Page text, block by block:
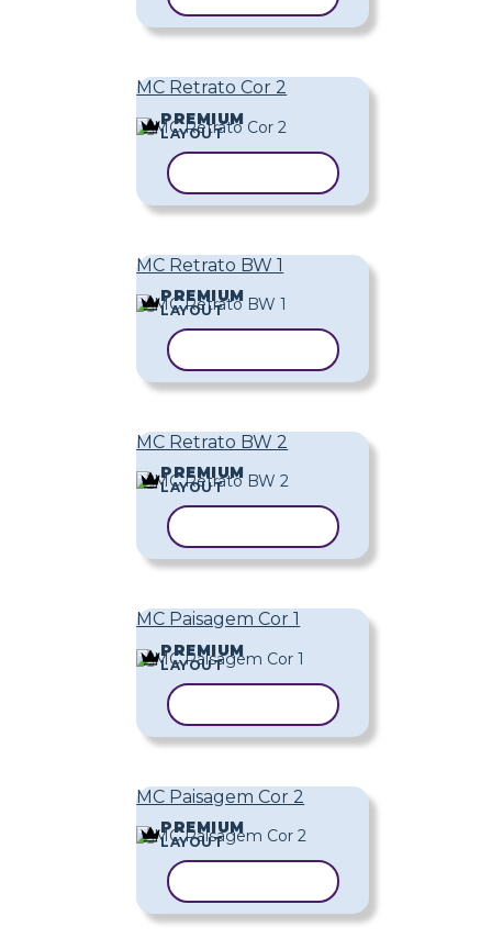
MC Retrato Cor 2
PREMIUM
LAYOUT
MC Retrato BW 1
PREMIUM
LAYOUT
MC Retrato BW 2
PREMIUM
LAYOUT
MC Paisagem Cor 1
PREMIUM
LAYOUT
MC Paisagem Cor 2
PREMIUM
LAYOUT